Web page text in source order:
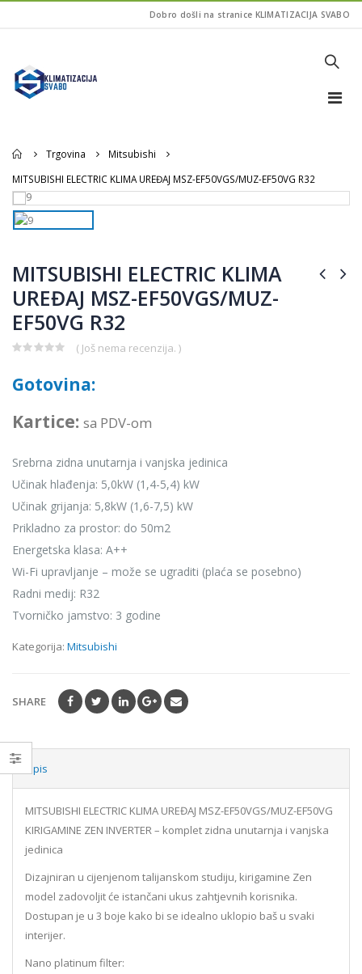
Dobro došli na stranice KLIMATIZACIJA SVABO
Home
Trgovina
Mitsubishi
MITSUBISHI ELECTRIC KLIMA UREĐAJ MSZ-EF50VGS/MUZ-EF50VG R32
MITSUBISHI ELECTRIC KLIMA
UREĐAJ MSZ-EF50VGS/MUZ-
EF50VG R32
of
( Još nema recenzija. )
Gotovina:
Kartice: sa PDV-om
Srebrna zidna unutarnja i vanjska jedinica
Učinak hlađenja: 5,0kW (1,4-5,4) kW
Učinak grijanja: 5,8kW (1,6-7,5) kW
Prikladno za prostor: do 50m2
Energetska klasa: A++
Wi-Fi upravljanje – može se ugraditi (plaća se posebno)
Radni medij: R32
Tvorničko jamstvo: 3 godine
Kategorija: Mitsubishi
SHARE
Opis
MITSUBISHI ELECTRIC KLIMA UREĐAJ MSZ-EF50VGS/MUZ-EF50VG
KIRIGAMINE ZEN INVERTER – komplet zidna unutarnja i vanjska
jedinica
Dizajniran u cijenjenom talijanskom studiju, kirigamine Zen
model zadovoljit će istančani ukus zahtjevnih korisnika.
Dostupan je u 3 boje kako bi se idealno uklopio baš u svaki
interijer.
Nano platinum filter: